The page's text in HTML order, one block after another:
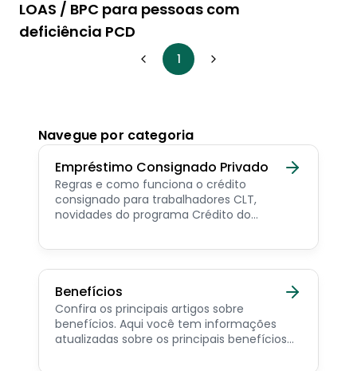
LOAS / BPC para pessoas com
deficiência PCD
1
Navegue por categoria
Empréstimo Consignado Privado
Regras e como funciona o crédito
consignado para trabalhadores CLT,
novidades do programa Crédito do
consignado privado.
Benefícios
Confira os principais artigos sobre
benefícios. Aqui você tem informações
atualizadas sobre os principais benefícios